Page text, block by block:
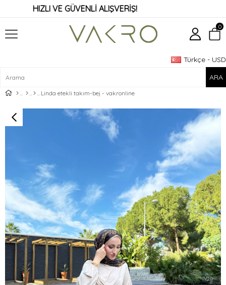
HIZLI VE GÜVENLİ ALIŞVERİŞ!
Türkçe - USD
0
Linda etekli takım-bej - vakronline